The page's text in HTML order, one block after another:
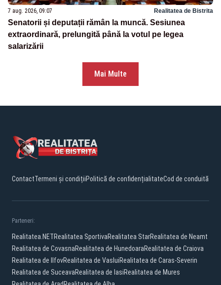
7 aug. 2026, 09:07 Realitatea de Bistrita
Senatorii și deputații rămân la muncă. Sesiunea
extraordinară, prelungită până la votul pe legea
salarizării
Mai Multe
ContactTermeni și condițiiPolitică de confidențialitateCod de conduită
Parteneri:
Realitatea.NETRealitatea SportivaRealitatea StarRealitatea de Neamt
Realitatea de CovasnaRealitatea de HunedoaraRealitatea de Craiova
Realitatea de IlfovRealitatea de VasluiRealitatea de Caras-Severin
Realitatea de SuceavaRealitatea de IasiRealitatea de Mures